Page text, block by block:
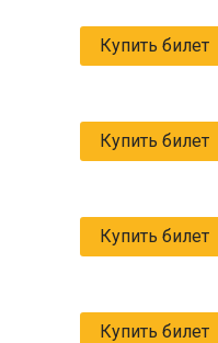
Купить билет
Купить билет
Купить билет
Купить билет